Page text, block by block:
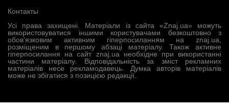
Усі права захищені. Матеріали із сайта «Znaj.ua» можуть
використовуватися іншими користувачами безкоштовно з
обов’язковим активним гіперпосиланням на znaj.ua,
розміщеним в першому абзаці матеріалу. Також активне
гіперпосилання на сайт znaj.ua необхідне при використанні
частини матеріалу. Відповідальність за зміст рекламних
матеріалів несе рекламодавець. Думка авторів матеріалів
може не збігатися з позицією редакції.
Контакты